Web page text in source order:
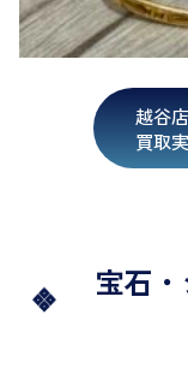
越谷
買取
宝石